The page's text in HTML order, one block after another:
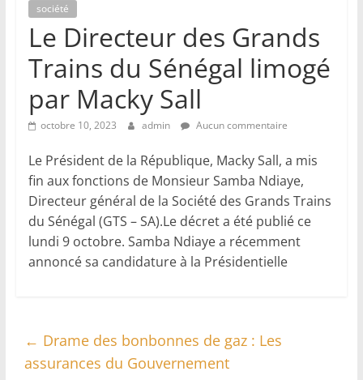
société
Le Directeur des Grands
Trains du Sénégal limogé
par Macky Sall
octobre 10, 2023 admin Aucun commentaire
Le Président de la République, Macky Sall, a mis
fin aux fonctions de Monsieur Samba Ndiaye,
Directeur général de la Société des Grands Trains
du Sénégal (GTS – SA).Le décret a été publié ce
lundi 9 octobre. Samba Ndiaye a récemment
annoncé sa candidature à la Présidentielle
← Drame des bonbonnes de gaz : Les
assurances du Gouvernement